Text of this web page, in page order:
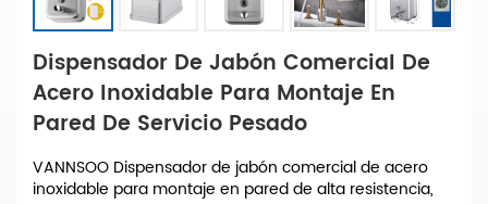
Dispensador De Jabón Comercial De
Acero Inoxidable Para Montaje En
Pared De Servicio Pesado
VANNSOO Dispensador de jabón comercial de acero
inoxidable para montaje en pared de alta resistencia,